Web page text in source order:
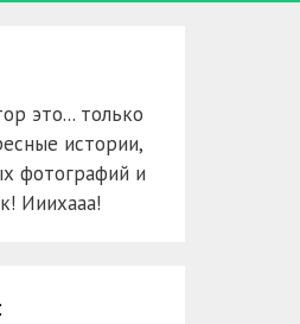
это... только
истории,
фотографий и
Ииихааа!